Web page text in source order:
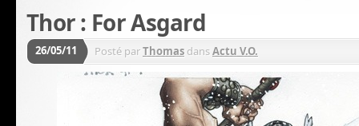
Thor : For Asgard
26/05/11 Posté parThomas dansActu V.O.